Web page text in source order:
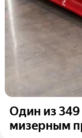
Один из
мизерным